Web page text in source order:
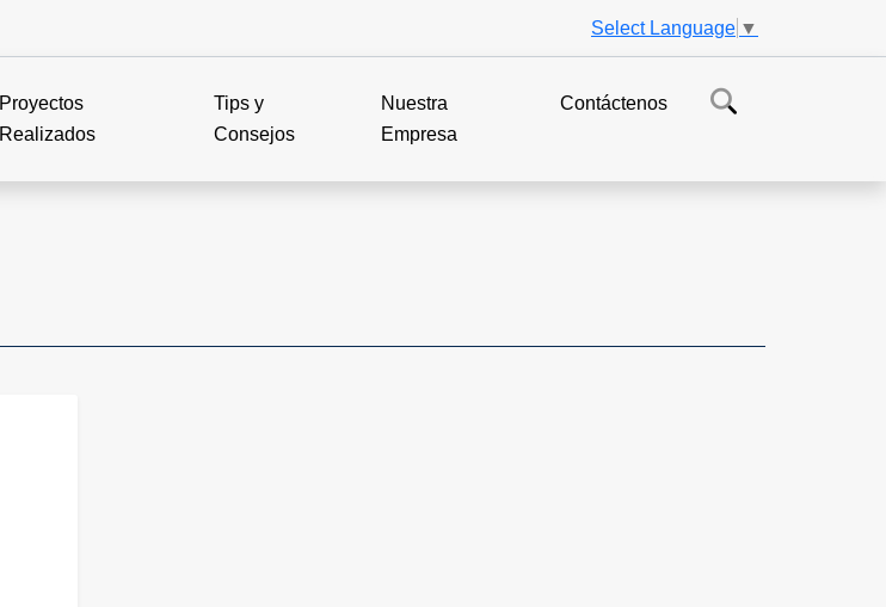
Select Language ▼
Proyectos
Realizados
Tips y
Consejos
Nuestra
Empresa
Contáctenos